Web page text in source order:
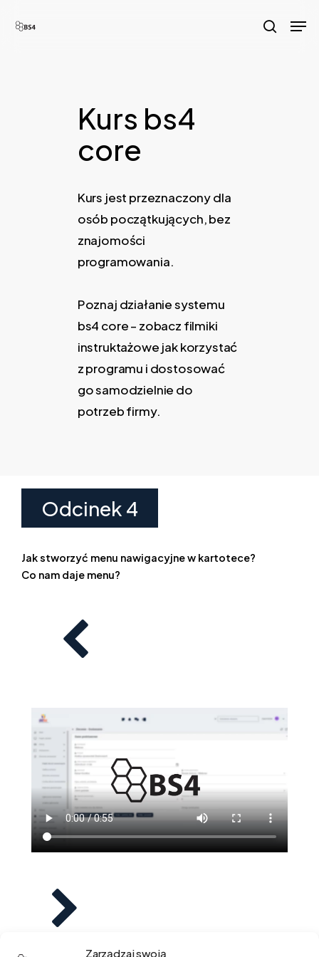
Zarządzaj swoją
search
Kurs bs4
core
Kurs jest przeznaczony dla
osób początkujących, bez
znajomości
programowania.
Poznaj działanie systemu
bs4 core – zobacz filmiki
instruktażowe jak korzystać
z programu i dostosować
go samodzielnie do
potrzeb firmy.
Odcinek 4
Jak stworzyć menu nawigacyjne w kartotece?
Co nam daje menu?